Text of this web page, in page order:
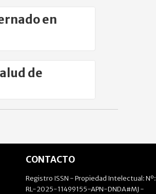
en
de
CONTACTO
Registro ISSN - Propiedad Intelectual: Nº:
RL-2025-11499155-APN-DNDA#MJ -